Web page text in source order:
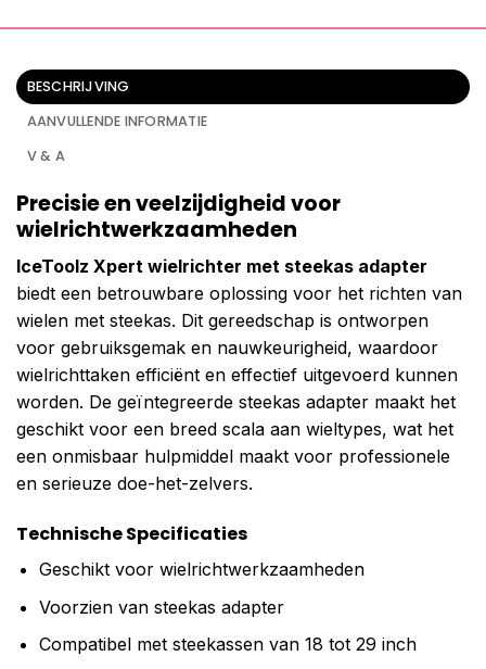
BESCHRIJVING
AANVULLENDE INFORMATIE
V & A
Precisie en veelzijdigheid voor
wielrichtwerkzaamheden
IceToolz Xpert wielrichter met steekas adapter
biedt een betrouwbare oplossing voor het richten van
wielen met steekas. Dit gereedschap is ontworpen
voor gebruiksgemak en nauwkeurigheid, waardoor
wielrichttaken efficiënt en effectief uitgevoerd kunnen
worden. De geïntegreerde steekas adapter maakt het
geschikt voor een breed scala aan wieltypes, wat het
een onmisbaar hulpmiddel maakt voor professionele
en serieuze doe-het-zelvers.
Technische Specificaties
Geschikt voor wielrichtwerkzaamheden
Voorzien van steekas adapter
Compatibel met steekassen van 18 tot 29 inch